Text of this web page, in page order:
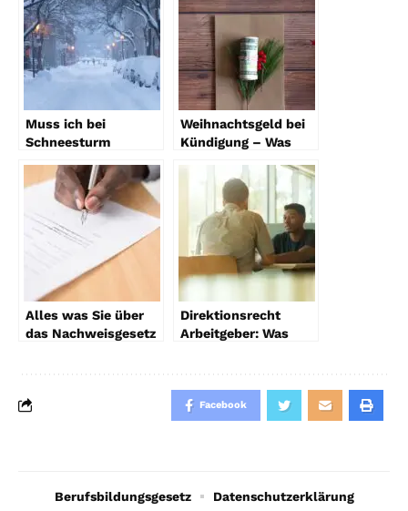
Muss ich bei
Schneesturm
Weihnachtsgeld bei
Kündigung – Was
Alles was Sie über
das Nachweisgesetz
Direktionsrecht
Arbeitgeber: Was
Arbeitgeber?
Facebook
Berufsbildungsgesetz
Datenschutzerklärung